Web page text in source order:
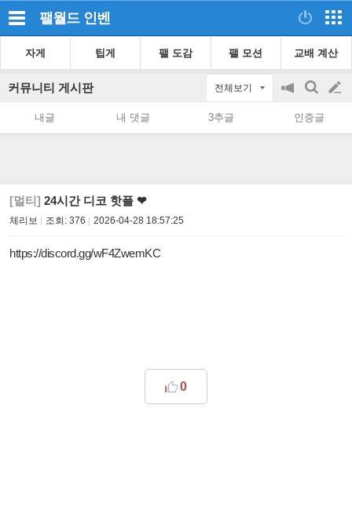
팰월드 인벤
자게 팁게 팰 도감 팰 모션 교배 계산
커뮤니티 게시판 전체보기
공
on/off
검
색
글
쓰
내글 내 댓글 3추글 인증글
[멀티] 24시간 디코 핫플 ❤
체리보 조회: 376 2026-04-28 18:57:25
https://discord.gg/wF4ZwemKC
0